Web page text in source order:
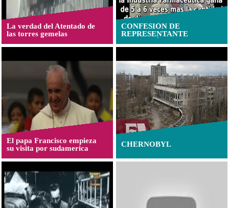
La verdad del Atentado de
las torres gemelas
CONFESIÓN DE
REPRESENTANTE
El papa Francisco empieza
su visita por sudamerica
CHERNOBYL